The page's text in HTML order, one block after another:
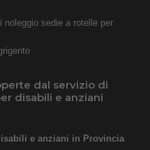
bambini e
noleggio sedie a rotelle per
dal servizio di
disabili e anziani
e anziani in Provincia